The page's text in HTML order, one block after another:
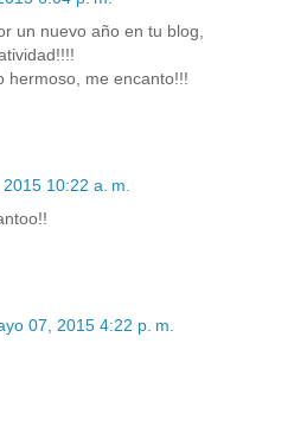
un nuevo año en tu blog,
hermoso, me encanto!!!
10:22 a. m.
07, 2015 4:22 p. m.